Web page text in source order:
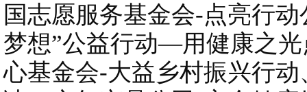
国志愿服务基金会-点亮行
梦想”公益行动—用健康之
心基金会-大益乡村振兴行